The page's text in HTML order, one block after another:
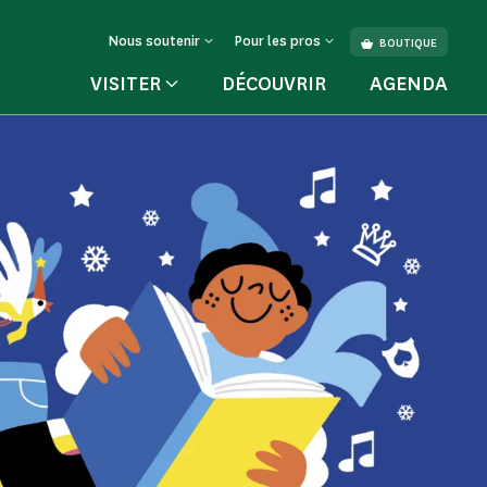
Nous soutenir Pour les pros BOUTIQUE
VISITER DÉCOUVRIR AGENDA